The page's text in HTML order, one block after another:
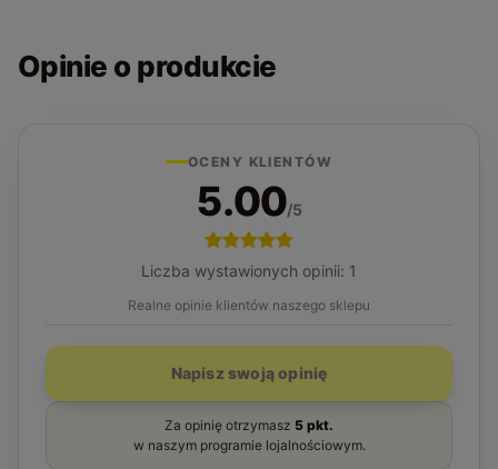
Opinie o produkcie
OCENY KLIENTÓW
5.00/5
Liczba wystawionych opinii: 1
Realne opinie klientów naszego sklepu
Napisz swoją opinię
Za opinię otrzymasz 5 pkt.
w naszym programie lojalnościowym.